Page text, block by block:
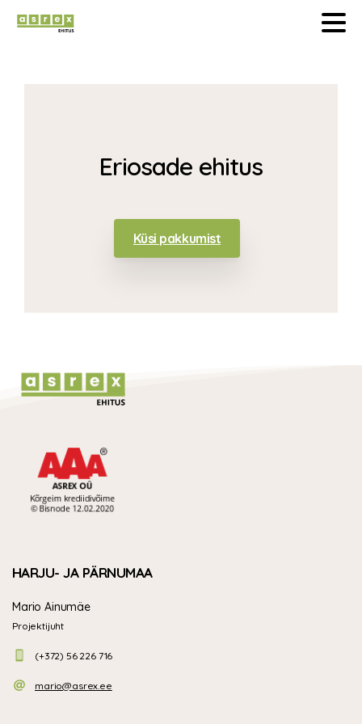
Eriosade ehitus
Küsi pakkumist
HARJU- JA PÄRNUMAA
Mario Ainumäe
Projektijuht
(+372) 56 226 716
mario@asrex.ee